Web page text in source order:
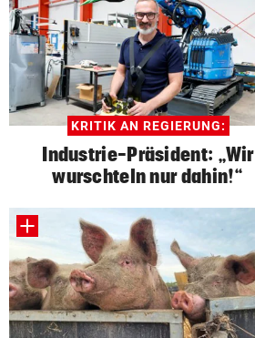
KRITIK AN REGIERUNG:
Industrie-Präsident: „Wir
wurschteln nur dahin!“